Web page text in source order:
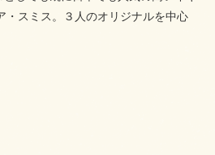
・スミス。３人のオリジナルを中心